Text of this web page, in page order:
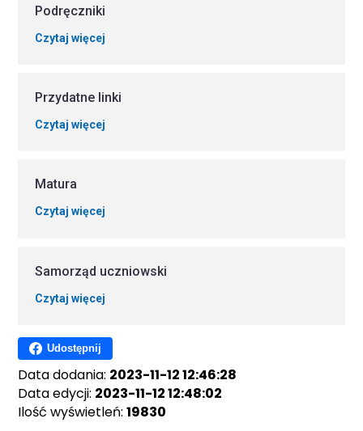
Podręczniki
Czytaj więcej
Przydatne linki
Czytaj więcej
Matura
Czytaj więcej
Samorząd uczniowski
Czytaj więcej
Udostępnij
Data dodania: 2023-11-12 12:46:28
Data edycji: 2023-11-12 12:48:02
Ilość wyświetleń:19830